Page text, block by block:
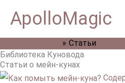
содержимому
ApolloMagic
Статьи
Библиотека Куновода
Статьи о мейн-кунах